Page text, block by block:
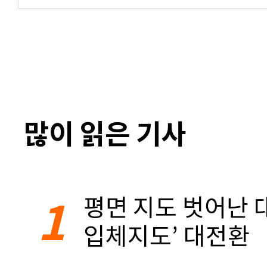
많이 읽은 기사
1 평면 지도 벗어난
입체지도’ 대전환